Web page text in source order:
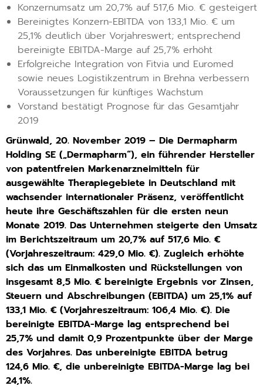
Konzernumsatz um 20,7% auf 517,6 Mio. € gesteigert
Bereinigtes Konzern-EBITDA von 133,1 Mio. € um
25,1% deutlich über Vorjahreswert; entsprechend
bereinigte EBITDA-Marge auf 25,7% erhöht
Erfolgreiche Integration von Fitvia und Euromed
sowie neues Logistikzentrum in Brehna verbessern
Voraussetzungen für künftiges Wachstum
Vorstand bestätigt Prognose für das Gesamtjahr
2019
Grünwald, 20. November 2019 – Die Dermapharm
Holding SE („Dermapharm“), ein führender Hersteller
von patentfreien Markenarzneimitteln für
ausgewählte Therapiegebiete in Deutschland mit
wachsender internationaler Präsenz, veröffentlicht
heute ihre Geschäftszahlen für die ersten neun
Monate 2019. Das Unternehmen steigerte den Umsatz
im Berichtszeitraum um 20,7% auf 517,6 Mio. €
(Vorjahreszeitraum: 429,0 Mio. €). Zugleich erhöhte
sich das um Einmalkosten und Rückstellungen von
insgesamt 8,5 Mio. € bereinigte Ergebnis vor Zinsen,
Steuern und Abschreibungen (EBITDA) um 25,1% auf
133,1 Mio. € (Vorjahreszeitraum: 106,4 Mio. €). Die
bereinigte EBITDA-Marge lag entsprechend bei
25,7% und damit 0,9 Prozentpunkte über der Marge
des Vorjahres. Das unbereinigte EBITDA betrug
124,6 Mio. €, die unbereinigte EBITDA-Marge lag bei
24,1%.